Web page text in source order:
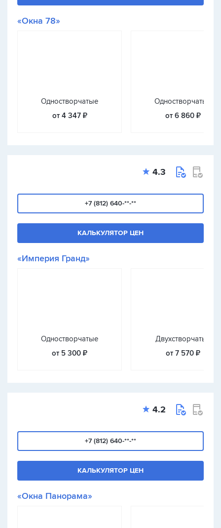
«Окна 78»
Одностворчатые
от 4 347 ₽
Одностворчатые
от 6 860 ₽
4.3
+7 (812) 640-**-**
КАЛЬКУЛЯТОР ЦЕН
«Империя Гранд»
Одностворчатые
от 5 300 ₽
Двухстворчатые
от 7 570 ₽
4.2
+7 (812) 640-**-**
КАЛЬКУЛЯТОР ЦЕН
«Окна Панорама»